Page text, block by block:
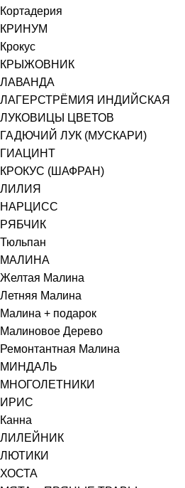
Кортадерия
КРИНУМ
Крокус
КРЫЖОВНИК
ЛАВАНДА
ЛАГЕРСТРЁМИЯ ИНДИЙСКАЯ
ЛУКОВИЦЫ ЦВЕТОВ
ГАДЮЧИЙ ЛУК (МУСКАРИ)
ГИАЦИНТ
КРОКУС (ШАФРАН)
ЛИЛИЯ
НАРЦИСС
РЯБЧИК
Тюльпан
МАЛИНА
Желтая Малина
Летняя Малина
Малина + подарок
Малиновое Дерево
Ремонтантная Малина
МИНДАЛЬ
МНОГОЛЕТНИКИ
ИРИС
Канна
ЛИЛЕЙНИК
ЛЮТИКИ
ХОСТА